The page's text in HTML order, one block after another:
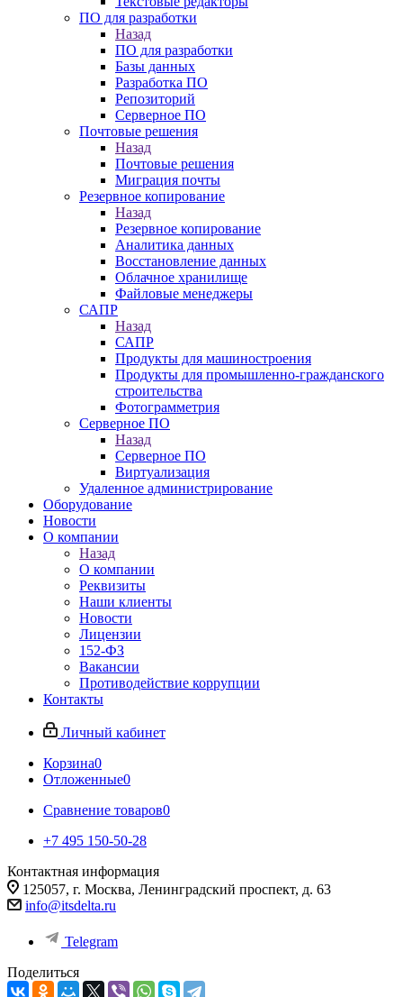
ПО для разработки
Назад
ПО для разработки
Базы данных
Разработка ПО
Репозиторий
Серверное ПО
Почтовые решения
Назад
Почтовые решения
Миграция почты
Резервное копирование
Назад
Резервное копирование
Аналитика данных
Восстановление данных
Облачное хранилище
Файловые менеджеры
САПР
Назад
САПР
Продукты для машиностроения
Продукты для промышленно-гражданского
строительства
Фотограмметрия
Серверное ПО
Назад
Серверное ПО
Виртуализация
Удаленное администрирование
Оборудование
Новости
О компании
Назад
О компании
Реквизиты
Наши клиенты
Новости
Лицензии
152-ФЗ
Вакансии
Противодействие коррупции
Контакты
Личный кабинет
Корзина0
Отложенные0
Сравнение товаров0
+7 495 150-50-28
Контактная информация
125057, г. Москва, Ленинградский проспект, д. 63
info@itsdelta.ru
Telegram
Поделиться